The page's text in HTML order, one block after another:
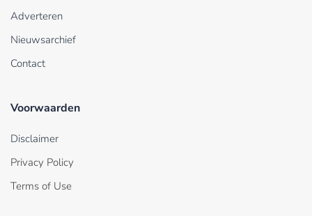
Adverteren
Nieuwsarchief
Contact
Voorwaarden
Disclaimer
Privacy Policy
Terms of Use